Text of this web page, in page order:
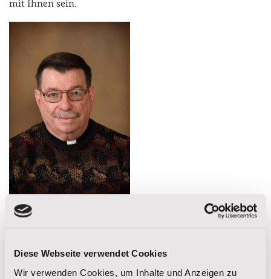
Diese Webseite verwendet Cookies
Wir verwenden Cookies, um Inhalte und Anzeigen zu
mit Ihnen sein.
Teilen auf: